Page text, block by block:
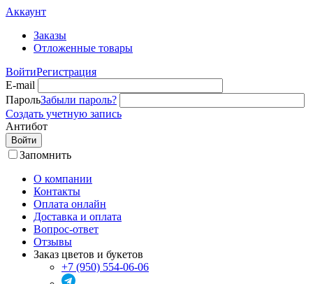
Аккаунт
Заказы
Отложенные товары
ВойтиРегистрация
E-mail
ПарольЗабыли пароль?
Создать учетную запись
Антибот
Войти
Запомнить
О компании
Контакты
Оплата онлайн
Доставка и оплата
Вопрос-ответ
Отзывы
Заказ цветов и букетов
+7 (950) 554-06-06